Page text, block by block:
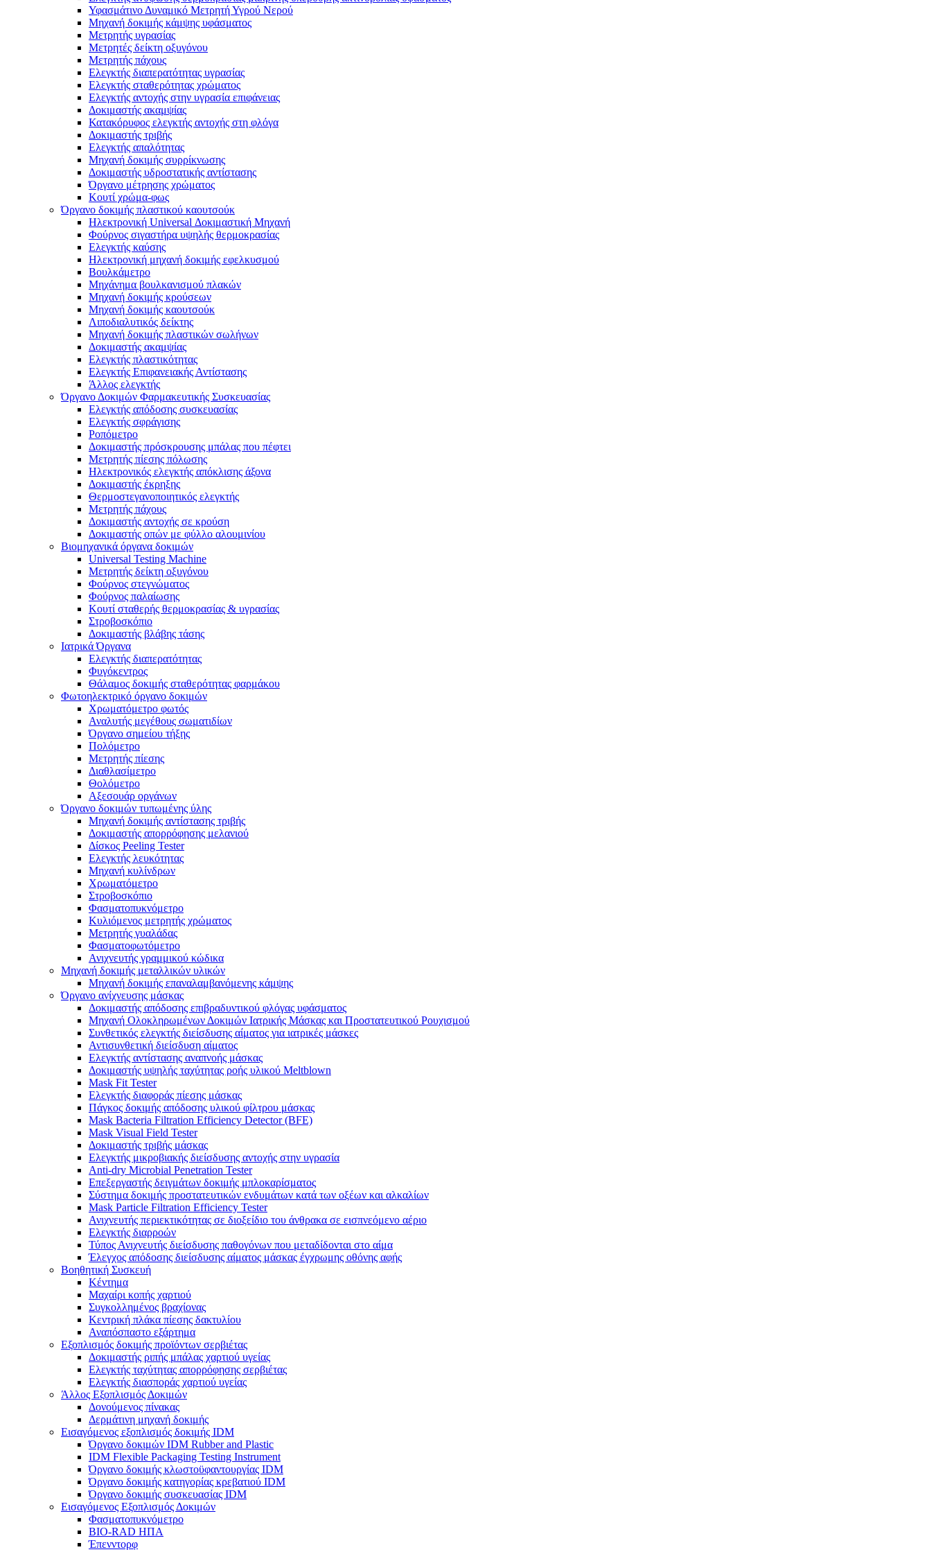
Υφασμάτινο Δυναμικό Μετρητή Υγρού Νερού
Μηχανή δοκιμής κάμψης υφάσματος
Μετρητής υγρασίας
Μετρητές δείκτη οξυγόνου
Μετρητής πάχους
Ελεγκτής διαπερατότητας υγρασίας
Ελεγκτής σταθερότητας χρώματος
Ελεγκτής αντοχής στην υγρασία επιφάνειας
Δοκιμαστής ακαμψίας
Κατακόρυφος ελεγκτής αντοχής στη φλόγα
Δοκιμαστής τριβής
Ελεγκτής απαλότητας
Μηχανή δοκιμής συρρίκνωσης
Δοκιμαστής υδροστατικής αντίστασης
Όργανο μέτρησης χρώματος
Κουτί χρώμα-φως
Όργανο δοκιμής πλαστικού καουτσούκ
Ηλεκτρονική Universal Δοκιμαστική Μηχανή
Φούρνος σιγαστήρα υψηλής θερμοκρασίας
Ελεγκτής καύσης
Ηλεκτρονική μηχανή δοκιμής εφελκυσμού
Βουλκάμετρο
Μηχάνημα βουλκανισμού πλακών
Μηχανή δοκιμής κρούσεων
Μηχανή δοκιμής καουτσούκ
Λιποδιαλυτικός δείκτης
Μηχανή δοκιμής πλαστικών σωλήνων
Δοκιμαστής ακαμψίας
Ελεγκτής πλαστικότητας
Ελεγκτής Επιφανειακής Αντίστασης
Άλλος ελεγκτής
Όργανο Δοκιμών Φαρμακευτικής Συσκευασίας
Ελεγκτής απόδοσης συσκευασίας
Ελεγκτής σφράγισης
Ροπόμετρο
Δοκιμαστής πρόσκρουσης μπάλας που πέφτει
Μετρητής πίεσης πόλωσης
Ηλεκτρονικός ελεγκτής απόκλισης άξονα
Δοκιμαστής έκρηξης
Θερμοστεγανοποιητικός ελεγκτής
Μετρητής πάχους
Δοκιμαστής αντοχής σε κρούση
Δοκιμαστής οπών με φύλλο αλουμινίου
Βιομηχανικά όργανα δοκιμών
Universal Testing Machine
Μετρητής δείκτη οξυγόνου
Φούρνος στεγνώματος
Φούρνος παλαίωσης
Κουτί σταθερής θερμοκρασίας & υγρασίας
Στροβοσκόπιο
Δοκιμαστής βλάβης τάσης
Ιατρικά Όργανα
Ελεγκτής διαπερατότητας
Φυγόκεντρος
Θάλαμος δοκιμής σταθερότητας φαρμάκου
Φωτοηλεκτρικό όργανο δοκιμών
Χρωματόμετρο φωτός
Αναλυτής μεγέθους σωματιδίων
Όργανο σημείου τήξης
Πολόμετρο
Μετρητής πίεσης
Διαθλασίμετρο
Θολόμετρο
Αξεσουάρ οργάνων
Όργανο δοκιμών τυπωμένης ύλης
Μηχανή δοκιμής αντίστασης τριβής
Δοκιμαστής απορρόφησης μελανιού
Δίσκος Peeling Tester
Ελεγκτής λευκότητας
Μηχανή κυλίνδρων
Χρωματόμετρο
Στροβοσκόπιο
Φασματοπυκνόμετρο
Κυλιόμενος μετρητής χρώματος
Μετρητής γυαλάδας
Φασματοφωτόμετρο
Ανιχνευτής γραμμικού κώδικα
Μηχανή δοκιμής μεταλλικών υλικών
Μηχανή δοκιμής επαναλαμβανόμενης κάμψης
Όργανο ανίχνευσης μάσκας
Δοκιμαστής απόδοσης επιβραδυντικού φλόγας υφάσματος
Μηχανή Ολοκληρωμένων Δοκιμών Ιατρικής Μάσκας και Προστατευτικού Ρουχισμού
Συνθετικός ελεγκτής διείσδυσης αίματος για ιατρικές μάσκες
Αντισυνθετική διείσδυση αίματος
Ελεγκτής αντίστασης αναπνοής μάσκας
Δοκιμαστής υψηλής ταχύτητας ροής υλικού Meltblown
Mask Fit Tester
Ελεγκτής διαφοράς πίεσης μάσκας
Πάγκος δοκιμής απόδοσης υλικού φίλτρου μάσκας
Mask Bacteria Filtration Efficiency Detector (BFE)
Mask Visual Field Tester
Δοκιμαστής τριβής μάσκας
Ελεγκτής μικροβιακής διείσδυσης αντοχής στην υγρασία
Anti-dry Microbial Penetration Tester
Επεξεργαστής δειγμάτων δοκιμής μπλοκαρίσματος
Σύστημα δοκιμής προστατευτικών ενδυμάτων κατά των οξέων και αλκαλίων
Mask Particle Filtration Efficiency Tester
Ανιχνευτής περιεκτικότητας σε διοξείδιο του άνθρακα σε εισπνεόμενο αέριο
Ελεγκτής διαρροών
Τύπος Ανιχνευτής διείσδυσης παθογόνων που μεταδίδονται στο αίμα
Έλεγχος απόδοσης διείσδυσης αίματος μάσκας έγχρωμης οθόνης αφής
Βοηθητική Συσκευή
Κέντημα
Μαχαίρι κοπής χαρτιού
Συγκολλημένος βραχίονας
Κεντρική πλάκα πίεσης δακτυλίου
Αναπόσπαστο εξάρτημα
Εξοπλισμός δοκιμής προϊόντων σερβιέτας
Δοκιμαστής ριπής μπάλας χαρτιού υγείας
Ελεγκτής ταχύτητας απορρόφησης σερβιέτας
Ελεγκτής διασποράς χαρτιού υγείας
Άλλος Εξοπλισμός Δοκιμών
Δονούμενος πίνακας
Δερμάτινη μηχανή δοκιμής
Εισαγόμενος εξοπλισμός δοκιμής IDM
Όργανο δοκιμών IDM Rubber and Plastic
IDM Flexible Packaging Testing Instrument
Όργανο δοκιμής κλωστοϋφαντουργίας IDM
Όργανο δοκιμής κατηγορίας κρεβατιού IDM
Όργανο δοκιμής συσκευασίας IDM
Εισαγόμενος Εξοπλισμός Δοκιμών
Φασματοπυκνόμετρο
BIO-RAD ΗΠΑ
Έπενντορφ